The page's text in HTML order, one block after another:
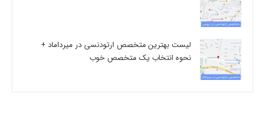
لیست بهترین متخصص ارتودنسی در میرداماد +
نحوه انتخاب یک متخصص خوب